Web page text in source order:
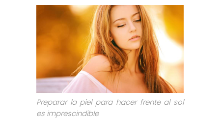
Preparar la piel para hacer frente al sol
es imprescindible